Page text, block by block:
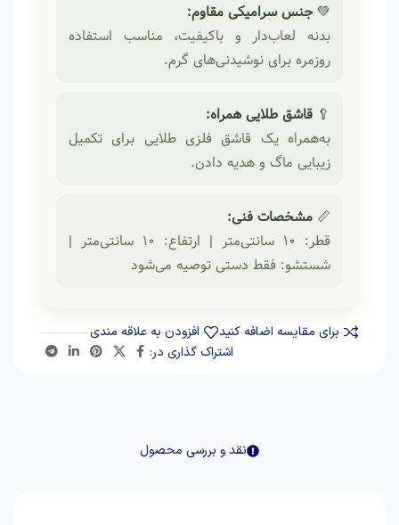
💚جنس سرامیکی مقاوم:
بدنه لعاب‌دار و باکیفیت، مناسب استفاده
روزمره برای نوشیدنی‌های گرم.
🥄 قاشق طلایی همراه:
به‌همراه یک قاشق فلزی طلایی برای تکمیل
زیبایی ماگ و هدیه دادن.
📏 مشخصات فنی:
قطر: ۱۰ سانتی‌متر | ارتفاع: ۱۰ سانتی‌متر |
شستشو: فقط دستی توصیه می‌شود
برای مقایسه اضافه کنید
افزودن به علاقه مندی
اشتراک گذاری در:
نقد و بررسی محصول